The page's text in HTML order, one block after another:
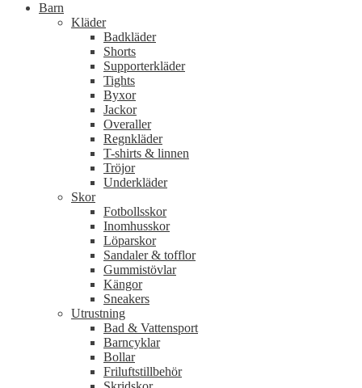
Barn
Kläder
Badkläder
Shorts
Supporterkläder
Tights
Byxor
Jackor
Overaller
Regnkläder
T-shirts & linnen
Tröjor
Underkläder
Skor
Fotbollsskor
Inomhusskor
Löparskor
Sandaler & tofflor
Gummistövlar
Kängor
Sneakers
Utrustning
Bad & Vattensport
Barncyklar
Bollar
Friluftstillbehör